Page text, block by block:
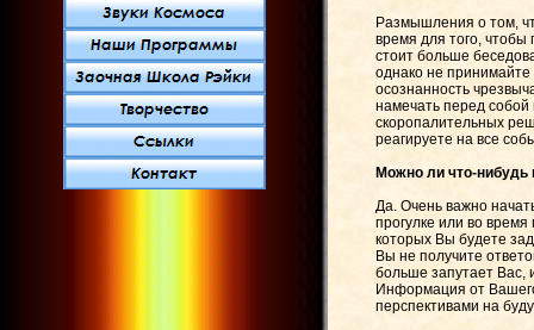
Размышления о том,
время для того,
стоит больше
однако не принимайте
осознанность
намечать перед
скоропалительных
реагируете на все
Можно ли что-нибудь
Да. Очень важно
прогулке или во
которых Вы будете
Вы не получите
больше запутает Вас,
Информация от
перспективами на